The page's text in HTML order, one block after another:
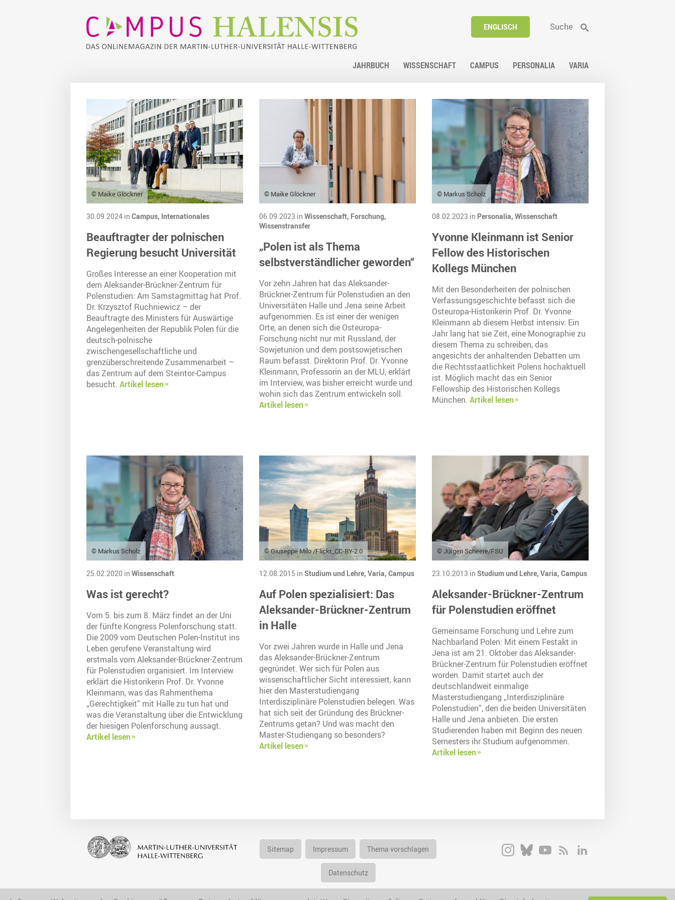
ENGLISCH Suche
JAHRBUCH WISSENSCHAFT CAMPUS PERSONALIA VARIA
© Maike Glöckner
30.09.2024 in Campus, Internationales
Beauftragter der polnischen
Regierung besucht Universität
Großes Interesse an einer Kooperation mit
dem Aleksander-Brückner-Zentrum für
Polenstudien: Am Samstagmittag hat Prof.
Dr. Krzysztof Ruchniewicz – der
Beauftragte des Ministers für Auswärtige
Angelegenheiten der Republik Polen für die
deutsch-polnische
zwischengesellschaftliche und
grenzüberschreitende Zusammenarbeit –
das Zentrum auf dem Steintor-Campus
besucht. Artikel lesen
© Maike Glöckner
06.09.2023 in Wissenschaft, Forschung,
Wissenstransfer
„Polen ist als Thema
selbstverständlicher geworden“
Vor zehn Jahren hat das Aleksander-
Brückner-Zentrum für Polenstudien an den
Universitäten Halle und Jena seine Arbeit
aufgenommen. Es ist einer der wenigen
Orte, an denen sich die Osteuropa-
Forschung nicht nur mit Russland, der
Sowjetunion und dem postsowjetischen
Raum befasst. Direktorin Prof. Dr. Yvonne
Kleinmann, Professorin an der MLU, erklärt
im Interview, was bisher erreicht wurde und
wohin sich das Zentrum entwickeln soll.
Artikel lesen
© Markus Scholz
08.02.2023 in Personalia, Wissenschaft
Yvonne Kleinmann ist Senior
Fellow des Historischen
Kollegs München
Mit den Besonderheiten der polnischen
Verfassungsgeschichte befasst sich die
Osteuropa-Historikerin Prof. Dr. Yvonne
Kleinmann ab diesem Herbst intensiv: Ein
Jahr lang hat sie Zeit, eine Monographie zu
diesem Thema zu schreiben, das
angesichts der anhaltenden Debatten um
die Rechtsstaatlichkeit Polens hochaktuell
ist. Möglich macht das ein Senior
Fellowship des Historischen Kollegs
München. Artikel lesen
© Markus Scholz
25.02.2020 in Wissenschaft
Was ist gerecht?
Vom 5. bis zum 8. März findet an der Uni
der fünfte Kongress Polenforschung statt.
Die 2009 vom Deutschen Polen-Institut ins
Leben gerufene Veranstaltung wird
erstmals vom Aleksander-Brückner-Zentrum
für Polenstudien organisiert. Im Interview
erklärt die Historikerin Prof. Dr. Yvonne
Kleinmann, was das Rahmenthema
„Gerechtigkeit“ mit Halle zu tun hat und
was die Veranstaltung über die Entwicklung
der hiesigen Polenforschung aussagt.
Artikel lesen
© Giuseppe Milo /Flickr_CC-BY-2.0
12.08.2015 in Studium und Lehre, Varia, Campus
Auf Polen spezialisiert: Das
Aleksander-Brückner-Zentrum
in Halle
Vor zwei Jahren wurde in Halle und Jena
das Aleksander-Brückner-Zentrum
gegründet. Wer sich für Polen aus
wissenschaftlicher Sicht interessiert, kann
hier den Masterstudiengang
Interdisziplinäre Polenstudien belegen. Was
hat sich seit der Gründung des Brückner-
Zentrums getan? Und was macht den
Master-Studiengang so besonders?
Artikel lesen
© Jürgen Scheere/FSU
23.10.2013 in Studium und Lehre, Varia, Campus
Aleksander-Brückner-Zentrum
für Polenstudien eröffnet
Gemeinsame Forschung und Lehre zum
Nachbarland Polen: Mit einem Festakt in
Jena ist am 21. Oktober das Aleksander-
Brückner-Zentrum für Polenstudien eröffnet
worden. Damit startet auch der
deutschlandweit einmalige
Masterstudiengang „Interdisziplinäre
Polenstudien“, den die beiden Universitäten
Halle und Jena anbieten. Die ersten
Studierenden haben mit Beginn des neuen
Semesters ihr Studium aufgenommen.
Artikel lesen
Sitemap Impressum Thema vorschlagen
Datenschutz